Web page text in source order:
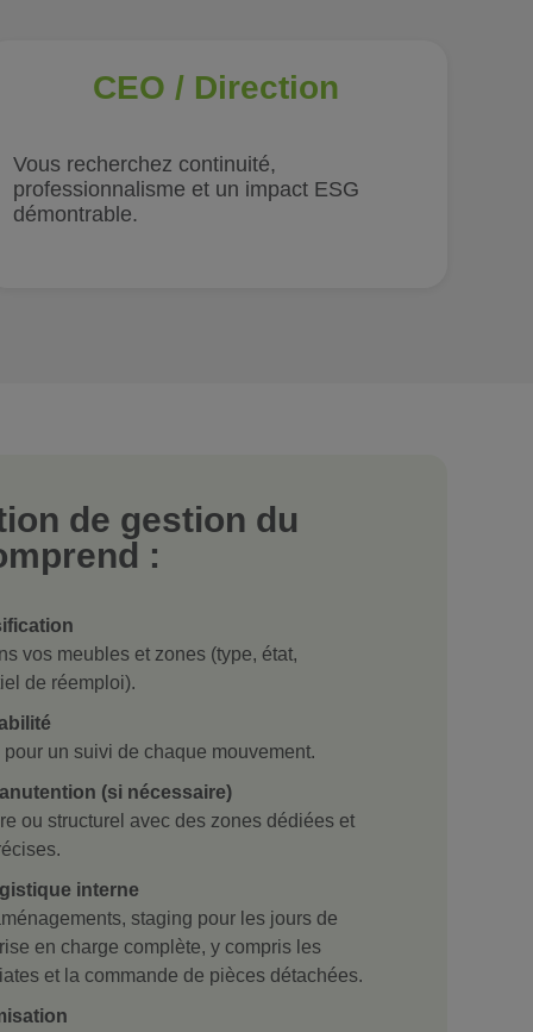
CEO / Direction
Vous recherchez continuité,
professionnalisme et un impact ESG
démontrable.
de gestion du
:
vos meubles et zones (type, état,
de réemploi).
un suivi de chaque mouvement.
(si nécessaire)
ou structurel avec des zones dédiées et
interne
staging pour les jours de
en charge complète, y compris les
et la commande de pièces détachées.